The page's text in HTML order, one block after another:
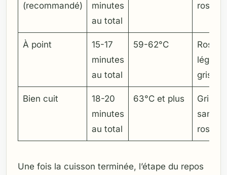
(recommandé)
minutes
au total
rosé
À point
15-17
minutes
au total
59-62°C
Rose
grisé
Bien cuit
18-20
minutes
au total
63°C et plus
Gris-
sans
rose
Une fois la cuisson terminée, l’étape du repos